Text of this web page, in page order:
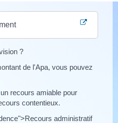
?
de l'Apa, vous pouvez
recours amiable pour
contentieux.
administratif